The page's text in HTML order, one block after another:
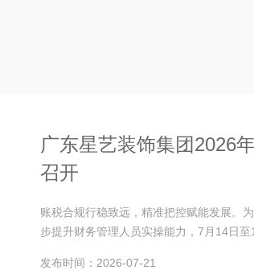
广东星艺装饰集团2026
召开
账税合规行稳致远，精准把控赋能发展。
步提升财务管理人员实操能力，7月14日
发布时间：2026-07-21